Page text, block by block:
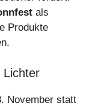
als
Produkte
Lichter
November statt